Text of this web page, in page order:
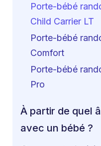
Porte-bébé
Child Carrier LT
Porte-bébé
Comfort
Porte-bébé
Pro
À partir de quel
avec un bébé ?